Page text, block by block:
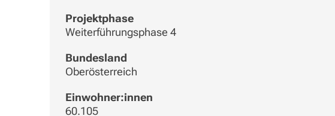
Projektphase
Weiterführungsphase 4
Bundesland
Oberösterreich
Einwohner:innen
60.105